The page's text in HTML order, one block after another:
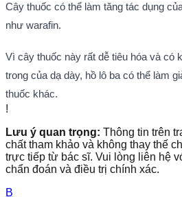
Cây thuốc có thể làm tăng tác dụng
như warafin.
Vì cây thuốc này rất dễ tiêu hóa và có
trong của dạ dày, hồ lô ba có thể làm
thuốc khác.
!
Lưu ý quan trọng: Thông tin trên
chất tham khảo và không thay thế
trực tiếp từ bác sĩ. Vui lòng liên hệ
chẩn đoán và điều trị chính xác.
B